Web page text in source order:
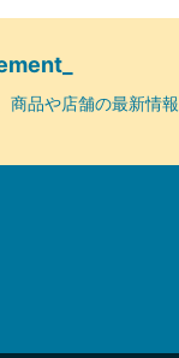
商品や店舗の最新情報